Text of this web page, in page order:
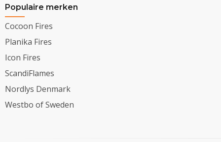
Populaire merken
Cocoon Fires
Planika Fires
Icon Fires
ScandiFlames
Nordlys Denmark
Westbo of Sweden